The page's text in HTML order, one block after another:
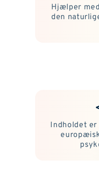
Hjælper
den
Indholdet